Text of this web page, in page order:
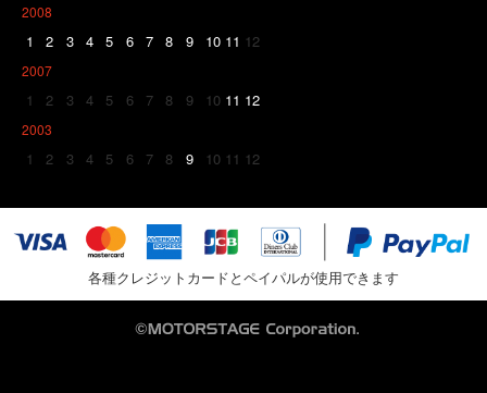
2008
1 2 3 4 5 6 7 8 9 10 11 12
2007
1 2 3 4 5 6 7 8 9 10 11 12
2003
1 2 3 4 5 6 7 8 9 10 11 12
各種クレジットカードとペイパルが使用できます